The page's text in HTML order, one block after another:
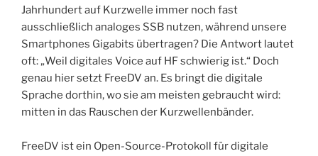
Jahrhundert auf Kurzwelle immer noch fast
ausschließlich analoges SSB nutzen, während unsere
Smartphones Gigabits übertragen? Die Antwort lautet
oft: „Weil digitales Voice auf HF schwierig ist.“ Doch
genau hier setzt FreeDV an. Es bringt die digitale
Sprache dorthin, wo sie am meisten gebraucht wird:
mitten in das Rauschen der Kurzwellenbänder.
FreeDV ist ein Open-Source-Protokoll für digitale